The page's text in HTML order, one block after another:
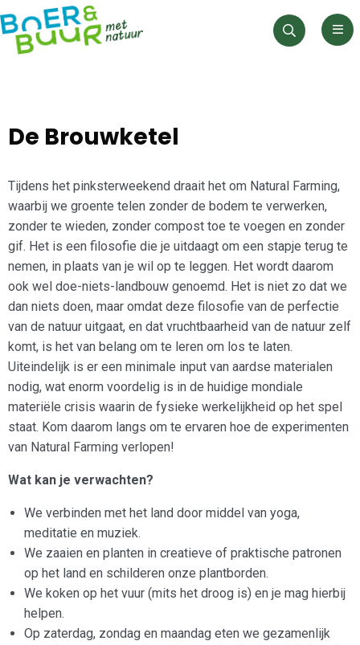
Zoeken
De Brouwketel
Tijdens het pinksterweekend draait het om Natural Farming,
waarbij we groente telen zonder de bodem te verwerken,
zonder te wieden, zonder compost toe te voegen en zonder
gif. Het is een filosofie die je uitdaagt om een stapje terug te
nemen, in plaats van je wil op te leggen. Het wordt daarom
ook wel doe-niets-landbouw genoemd. Het is niet zo dat we
dan niets doen, maar omdat deze filosofie van de perfectie
van de natuur uitgaat, en dat vruchtbaarheid van de natuur zelf
komt, is het van belang om te leren om los te laten.
Uiteindelijk is er een minimale input van aardse materialen
nodig, wat enorm voordelig is in de huidige mondiale
materiële crisis waarin de fysieke werkelijkheid op het spel
staat. Kom daarom langs om te ervaren hoe de experimenten
van Natural Farming verlopen!
Wat kan je verwachten?
We verbinden met het land door middel van yoga,
meditatie en muziek.
We zaaien en planten in creatieve of praktische patronen
op het land en schilderen onze plantborden.
We koken op het vuur (mits het droog is) en je mag hierbij
helpen.
Op zaterdag, zondag en maandag eten we gezamenlijk